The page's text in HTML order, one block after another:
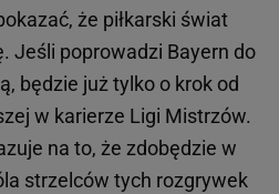
że piłkarski świat
Jeśli poprowadzi Bayern do
będzie już tylko o krok od
w karierze Ligi Mistrzów.
na to, że zdobędzie w
strzelców tych rozgrywek